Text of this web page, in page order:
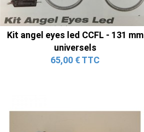
Kit angel eyes led CCFL - 131 mm
universels
65,00 € TTC